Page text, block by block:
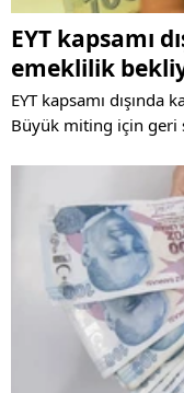
EYT kapsamı
emeklilik
EYT kapsamı
Büyük miting için geri